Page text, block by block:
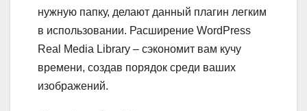
нужную папку, делают данный плагин легким
в использовании. Расширение WordPress
Real Media Library – сэкономит вам кучу
времени, создав порядок среди ваших
изображений.